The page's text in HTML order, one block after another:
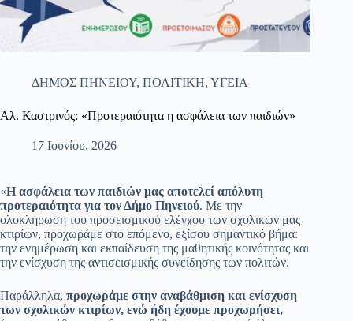
ΔΗΜΟΣ ΠΗΝΕΙΟΥ, ΠΟΛΙΤΙΚΗ, ΥΓΕΙΑ
Αλ. Καστρινός: «Προτεραιότητα η ασφάλεια των παιδιών»
17 Ιουνίου, 2026
«Η ασφάλεια των παιδιών μας αποτελεί απόλυτη
προτεραιότητα για τον Δήμο Πηνειού. Με την
ολοκλήρωση του προσεισμικού ελέγχου των σχολικών μας
κτιρίων, προχωράμε στο επόμενο, εξίσου σημαντικό βήμα:
την ενημέρωση και εκπαίδευση της μαθητικής κοινότητας και
την ενίσχυση της αντισεισμικής συνείδησης των πολιτών.
Παράλληλα, προχωράμε στην αναβάθμιση και ενίσχυση
των σχολικών κτιρίων, ενώ ήδη έχουμε προχωρήσει,